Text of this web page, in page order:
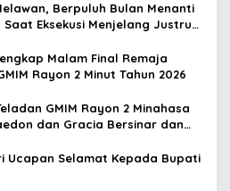
Berpuluh Bulan Menanti
Saat Eksekusi Menjelang Justru
Malam Final Remaja
Rayon 2 Minut Tahun 2026
GMIM Rayon 2 Minahasa
dan Gracia Bersinar dan
Ucapan Selamat Kepada Bupati